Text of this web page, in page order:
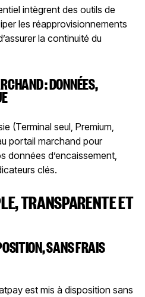
intègrent des outils de
les réapprovisionnements
la continuité du
: DONNÉES,
(Terminal seul, Premium,
portail marchand pour
données d’encaissement,
clés.
TRANSPARENTE ET
SANS FRAIS
est mis à disposition sans